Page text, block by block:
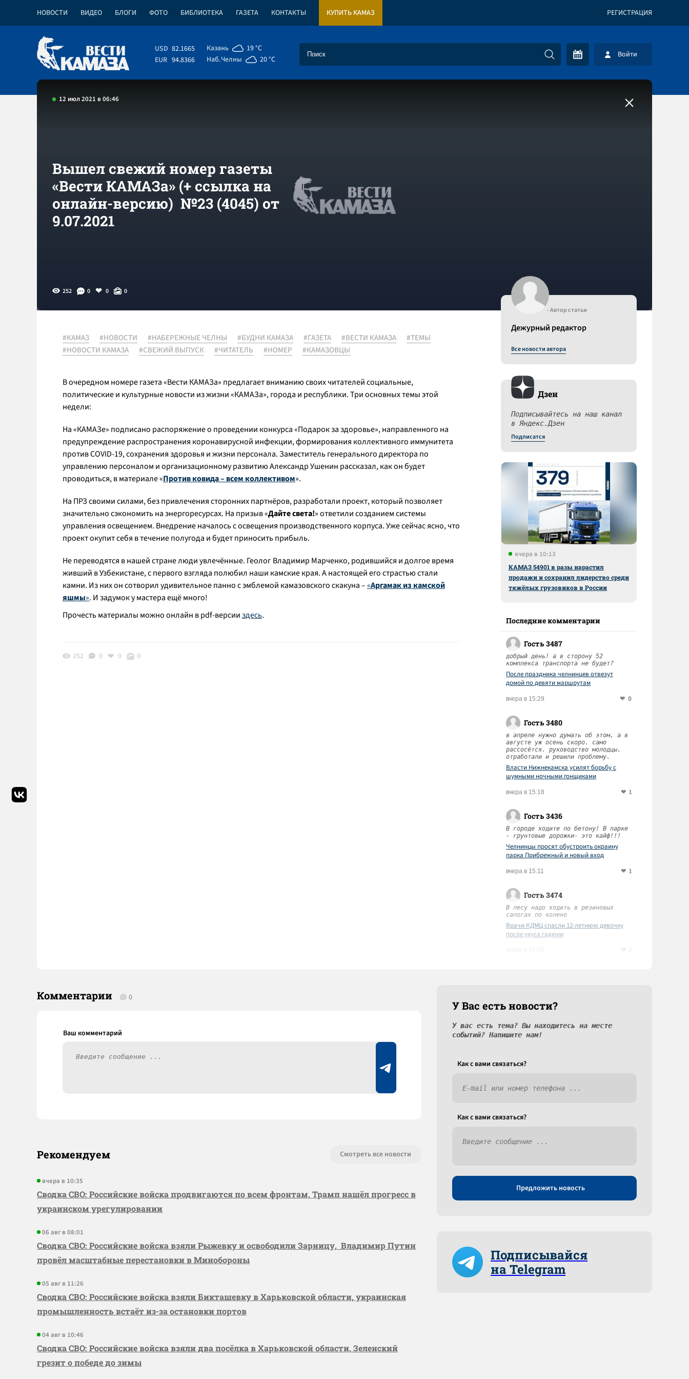
НОВОСТИ ВИДЕО БЛОГИ ФОТО БИБЛИОТЕКА ГАЗЕТА КОНТАКТЫ КУПИТЬ КАМАЗ РЕГИСТРАЦИЯ
USD 82.1665
EUR 94.8366
Казань
19 °C
Наб.Челны
20 °C Войти
12 июл 2021 в 06:46
Вышел свежий номер газеты
«Вести КАМАЗа» (+ ссылка на
онлайн-версию) №23 (4045) от
9.07.2021
252 0 0 0
#КАМАЗ #НОВОСТИ #НАБЕРЕЖНЫЕ ЧЕЛНЫ #БУДНИ КАМАЗА #ГАЗЕТА #ВЕСТИ КАМАЗА
#ТЕМЫ
#НОВОСТИ КАМАЗА
#СВЕЖИЙ ВЫПУСК #ЧИТАТЕЛЬ #НОМЕР #КАМАЗОВЦЫ
В очередном номере газета «Вести КАМАЗа» предлагает вниманию своих читателей социальные,
политические и культурные новости из жизни «КАМАЗа», города и республики. Три основных темы этой
недели:
На «КАМАЗе» подписано распоряжение о проведении конкурса «Подарок за здоровье», направленного на
предупреждение распространения коронавирусной инфекции, формирования коллективного иммунитета
против COVID-19, сохранения здоровья и жизни персонала. Заместитель генерального директора по
управлению персоналом и организационному развитию Александр Ушенин рассказал, как он будет
проводиться, в материале «Против ковида – всем коллективом».
На ПРЗ своими силами, без привлечения сторонних партнёров, разработали проект, который позволяет
значительно сэкономить на энергоресурсах. На призыв «Дайте света!» ответили созданием системы
управления освещением. Внедрение началось с освещения производственного корпуса. Уже сейчас ясно, что
проект окупит себя в течение полугода и будет приносить прибыль.
Не переводятся в нашей стране люди увлечённые. Геолог Владимир Марченко, родившийся и долгое время
живший в Узбекистане, с первого взгляда полюбил наши камские края. А настоящей его страстью стали
камни. Из них он сотворил удивительное панно с эмблемой камазовского скакуна –«Аргамак из камской
яшмы». И задумок у мастера ещё много!
Прочесть материалы можно онлайн в pdf-версииздесь.
252 0 0 0
- Автор статьи
Дежурный редактор
Все новости автора
Дзен
Подписывайтесь на наш канал
в Яндекс.Дзен
Подписатся
вчера в 10:13
КАМАЗ 54901 в разы нарастил
продажи и сохранил лидерство среди
тяжёлых грузовиков в России
Последние комментарии
Гость 3487
добрый день! а в сторону 52
комплекса транспорта не будет?
После праздника челнинцев отвезут
домой по девяти маршрутам
вчера в 15:29 0
Гость 3480
в апреле нужно думать об этом, а в
августе уж осень скоро. само
рассосётся. руководство молодцы.
отработали и решили проблему.
Власти Нижнекамска усилят борьбу с
шумными ночными гонщиками
вчера в 15:18 1
Гость 3436
В городе ходите по бетону! В парке
- грунтовые дорожки- это кайф!!!
Челнинцы просят обустроить окраину
парка Прибрежный и новый вход
вчера в 15:11 1
Гость 3474
В лесу надо ходить в резиновых
сапогах по колено
Врачи КДМЦ спасли 12-летнюю девочку
после укуса гадюки
Комментарии 0
Рекомендуем Смотреть все новости
вчера в 10:35
Сводка СВО: Российские войска продвигаются по всем фронтам, Трамп нашёл прогресс в
украинском урегулировании
06 авг в 08:01
Сводка СВО: Российские войска взяли Рыжевку и освободили Зарницу, Владимир Путин
провёл масштабные перестановки в Минобороны
05 авг в 11:26
Сводка СВО: Российские войска взяли Бикташевку в Харьковской области, украинская
промышленность встаёт из-за остановки портов
04 авг в 10:46
Сводка СВО: Российские войска взяли два посёлка в Харьковской области, Зеленский
грезит о победе до зимы
У Вас есть новости?
У вас есть тема? Вы находитесь на месте
событий? Напишите нам!
Как c вами связаться?
Как c вами связаться?
Предложить новость
Подписывайся
на Telegram